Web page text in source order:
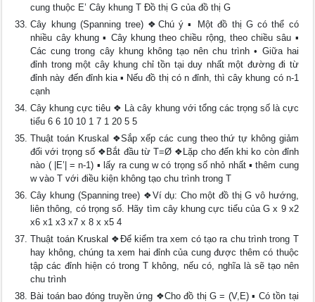
cung thuộc E’ Cây khung T Đồ thị G của đồ thị G
Cây khung (Spanning tree) ❖Chú ý ▪ Một đồ thị G có thể có
nhiều cây khung ▪ Cây khung theo chiều rộng, theo chiều sâu ▪
Các cung trong cây khung không tạo nên chu trình • Giữa hai
đỉnh trong một cây khung chỉ tồn tại duy nhất một đường đi từ
đỉnh này đến đỉnh kia ▪ Nếu đồ thị có n đỉnh, thì cây khung có n-1
cạnh
Cây khung cực tiêu ❖ Là cây khung với tổng các trọng số là cực
tiểu 6 6 10 10 1 7 1 20 5 5
Thuật toán Kruskal ❖Sắp xếp các cung theo thứ tự không giảm
đối với trọng số ❖Bắt đầu từ T=Ø ❖Lặp cho đến khi ko còn đỉnh
nào ( |E’| = n-1) ▪ lấy ra cung w có trọng số nhỏ nhất ▪ thêm cung
w vào T với điều kiện không tạo chu trình trong T
Cây khung (Spanning tree) ❖Ví dụ: Cho một đồ thị G vô hướng,
liên thông, có trọng số. Hãy tìm cây khung cực tiểu của G x 9 x2
x6 x1 x3 x7 x 8 x x5 4
Thuật toán Kruskal ❖Để kiểm tra xem có tạo ra chu trình trong T
hay không, chúng ta xem hai đỉnh của cung được thêm có thuộc
tập các đỉnh hiện có trong T không, nếu có, nghĩa là sẽ tạo nên
chu trình
Bài toán bao đóng truyền ứng ❖Cho đồ thị G = (V,E) ▪ Có tồn tại